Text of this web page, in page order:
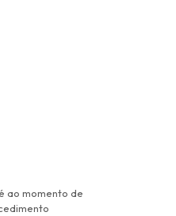
ao momento de